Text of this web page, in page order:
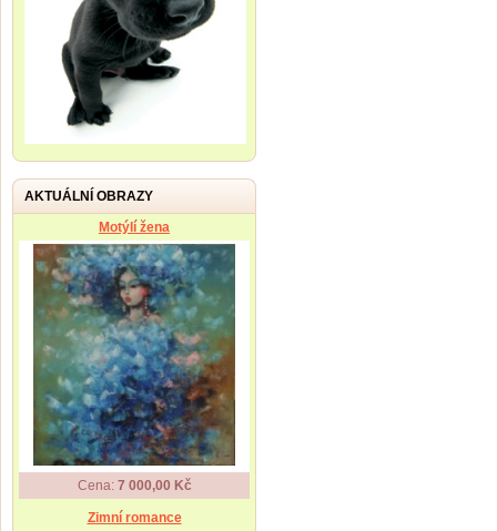
AKTUÁLNÍ OBRAZY
Motýlí žena
Cena: 7 000,00 Kč
Zimní romance